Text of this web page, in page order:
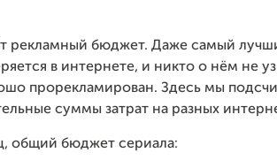
рекламный бюджет. Даже самый
в интернете, и никто о нём не
прорекламирован. Здесь мы
суммы затрат на разных
общий бюджет сериала: